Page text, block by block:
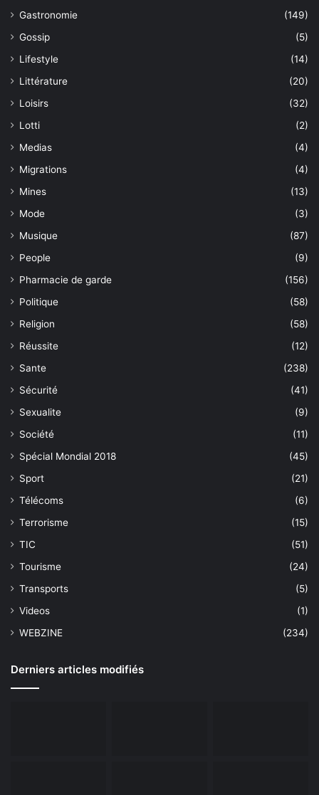
Gastronomie
(149)
Gossip
(5)
Lifestyle
(14)
Littérature
(20)
Loisirs
(32)
Lotti
(2)
Medias
(4)
Migrations
(4)
Mines
(13)
Mode
(3)
Musique
(87)
People
(9)
Pharmacie de garde
(156)
Politique
(58)
Religion
(58)
Réussite
(12)
Sante
(238)
Sécurité
(41)
Sexualite
(9)
Société
(11)
Spécial Mondial 2018
(45)
Sport
(21)
Télécoms
(6)
Terrorisme
(15)
TIC
(51)
Tourisme
(24)
Transports
(5)
Videos
(1)
WEBZINE
(234)
Derniers articles modifiés